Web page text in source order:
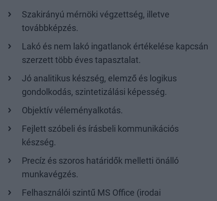
Szakirányú mérnöki végzettség, illetve
továbbképzés.
Lakó és nem lakó ingatlanok értékelése kapcsán
szerzett több éves tapasztalat.
Jó analitikus készség, elemző és logikus
gondolkodás, szintetizálási képesség.
Objektív véleményalkotás.
Fejlett szóbeli és írásbeli kommunikációs
készség.
Precíz és szoros határidők melletti önálló
munkavégzés.
Felhasználói szintű MS Office (irodai